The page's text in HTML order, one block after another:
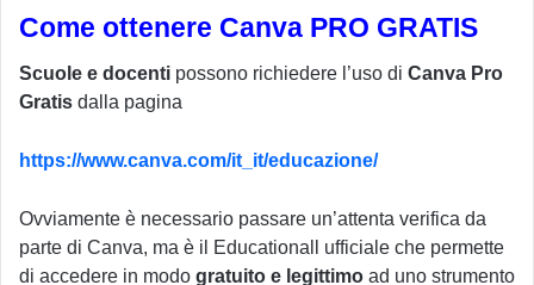
Come ottenere Canva PRO GRATIS
Scuole e docenti possono richiedere l’uso di Canva Pro
Gratis dalla pagina
https://www.canva.com/it_it/educazione/
Ovviamente è necessario passare un’attenta verifica da
parte di Canva, ma è il Educationall ufficiale che permette
di accedere in modo gratuito e legittimo ad uno strumento